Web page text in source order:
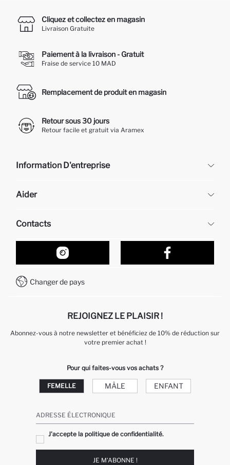
Cliquez et collectez en magasin
Livraison Gratuite
Paiement à la livraison - Gratuit
Fraise de service 10 MAD
Remplacement de produit en magasin
Retour sous 30 jours
Retour facile et gratuit via Aramex
Information D'entreprise
À propos de nous
Aider
Retour et changement
Suivi de la Commande
Comment acheter sur DeFacto ?
Comment payer sur DeFacto?
Contacts
Nos Magasins
Formulaire de contact
Service Client +212 525 076 633
Changer de pays
REJOIGNEZ LE PLAISIR !
Abonnez-vous à notre newsletter et bénéficiez de 10% de réduction sur
votre premier achat !
Pour qui faites-vous vos achats ?
FEMELLE MÂLE ENFANT
ADRESSE ÉLECTRONIQUE
J'accepte la politique de confidentialité.
JE M'ABONNE !